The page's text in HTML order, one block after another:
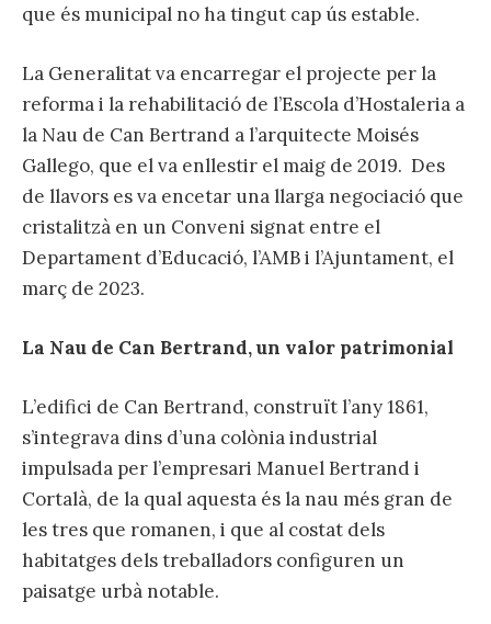
que és municipal no ha tingut cap ús estable.
La Generalitat va encarregar el projecte per la
reforma i la rehabilitació de l’Escola d’Hostaleria a
la Nau de Can Bertrand a l’arquitecte Moisés
Gallego, que el va enllestir el maig de 2019. Des
de llavors es va encetar una llarga negociació que
cristalitzà en un Conveni signat entre el
Departament d’Educació, l’AMB i l’Ajuntament, el
març de 2023.
La Nau de Can Bertrand, un valor patrimonial
L’edifici de Can Bertrand, construït l’any 1861,
s’integrava dins d’una colònia industrial
impulsada per l’empresari Manuel Bertrand i
Cortalà, de la qual aquesta és la nau més gran de
les tres que romanen, i que al costat dels
habitatges dels treballadors configuren un
paisatge urbà notable.